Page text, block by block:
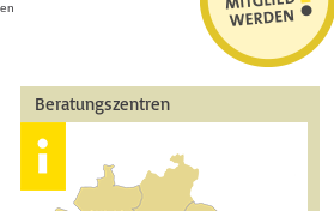
Beratungszentren